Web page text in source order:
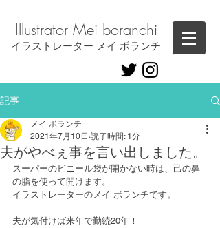
Illustrator ​Mei boranchi
​イラストレーター メイ ボランチ
記事
夫がやべぇ事を言い出しました。
メイ ボランチ
2021年7月10日 読了時間: 1分
スーパーのビニール袋が開かない時は、己の鼻
の脂を使って開けます。
イラストレーターのメイ ボランチです。
夫が気付けば来年で勤続20年！